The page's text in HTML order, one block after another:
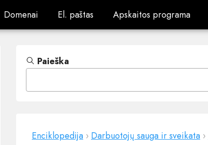
Domenai
Domenai El. paštas
El. paštas Apskaitos programa
Apskaitos programa
Paieška
Enciklopedija › Darbuotojų sauga ir sveikata ›